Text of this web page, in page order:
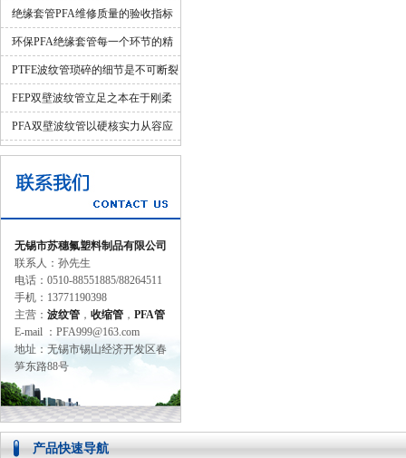
的隐形保障
绝缘套管PFA维修质量的验收指标
环保PFA绝缘套管每一个环节的精
细化管控
PTFE波纹管琐碎的细节是不可断裂
的一环
FEP双壁波纹管立足之本在于刚柔
并济的科学设计
PFA双壁波纹管以硬核实力从容应
对工业苛刻环境
无锡市苏穗氟塑料制品有限公司
联系人：孙先生
电话：0510-88551885/88264511
手机：13771190398
主营： 波纹管 ， 收缩管 ， PFA管
E-mail ：PFA999@163.com
地址：无锡市锡山经济开发区春
笋东路88号
产品快速导航